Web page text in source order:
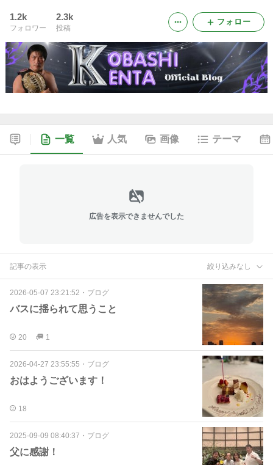
1.2k
フォロワー
2.3k
投稿
フォロー
一覧 人気 画像 テーマ
広告を表示できませんでした
記事の表示 絞り込みなし
2026-05-07 23:21:52 ・ ブログ
バスに揺られて思うこと
20 1
2026-04-27 23:55:55 ・ ブログ
おはようございます！
18
2025-09-09 08:40:37 ・ ブログ
父に感謝！